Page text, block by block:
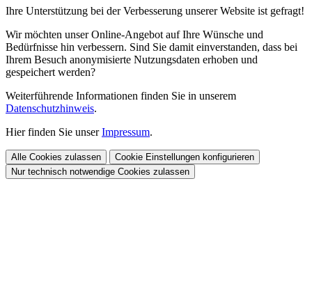
Ihre Unterstützung bei der Verbesserung unserer Website ist gefragt!
Wir möchten unser Online-Angebot auf Ihre Wünsche und
Bedürfnisse hin verbessern. Sind Sie damit einverstanden, dass bei
Ihrem Besuch anonymisierte Nutzungsdaten erhoben und
gespeichert werden?
Weiterführende Informationen finden Sie in unserem
Datenschutzhinweis.
Hier finden Sie unserImpressum.
Alle Cookies zulassen
Cookie Einstellungen konfigurieren
Nur technisch notwendige Cookies zulassen